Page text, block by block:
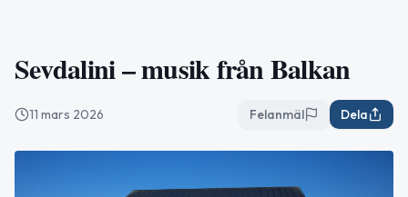
Sevdalini – musik från Balkan
11 mars 2026 Felanmäl Dela